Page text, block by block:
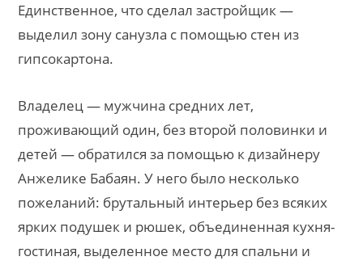
Единственное, что сделал застройщик —
выделил зону санузла с помощью стен из
гипсокартона.
Владелец — мужчина средних лет,
проживающий один, без второй половинки и
детей — обратился за помощью к дизайнеру
Анжелике Бабаян. У него было несколько
пожеланий: брутальный интерьер без всяких
ярких подушек и рюшек, объединенная кухня-
гостиная, выделенное место для спальни и